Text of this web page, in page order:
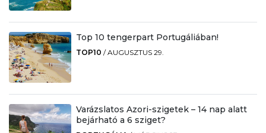
Top 10 tengerpart Portugáliában!
TOP10 /AUGUSZTUS 29.
Varázslatos Azori-szigetek – 14 nap alatt
bejárható a 6 sziget?